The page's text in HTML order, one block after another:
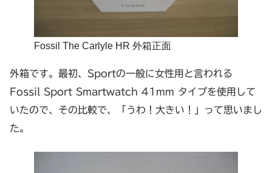
Fossil The Carlyle HR 外箱正面
外箱です。最初、Sportの一般に女性用と言われる
Fossil Sport Smartwatch 41mm タイプを使用して
いたので、その比較で、「うわ！大きい！」って思いまし
た。